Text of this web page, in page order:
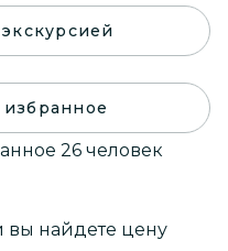
26 человек
вы найдете цену